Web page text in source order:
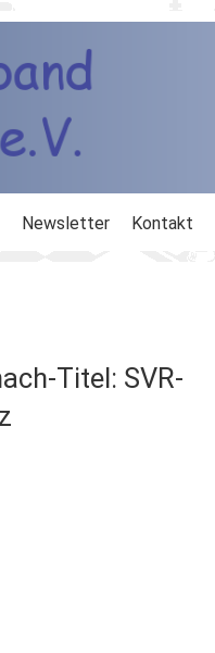
Newsletter Kontakt
Titel: SVR-